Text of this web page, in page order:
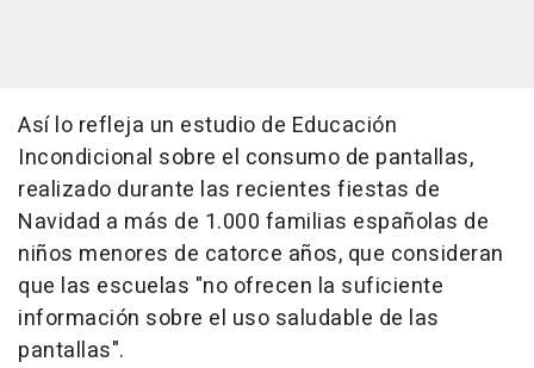
Así lo refleja un estudio de Educación
Incondicional sobre el consumo de pantallas,
realizado durante las recientes fiestas de
Navidad a más de 1.000 familias españolas de
niños menores de catorce años, que consideran
que las escuelas "no ofrecen la suficiente
información sobre el uso saludable de las
pantallas".